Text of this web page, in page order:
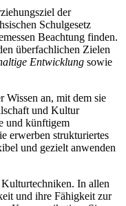
der
Schulgesetz
Beachtung finden.
überfachlichen Zielen
Entwicklung sowie
Wissen an, mit dem sie
und Kultur
und künftigem
erwerben strukturiertes
und gezielt anwenden
Kulturtechniken. In allen
und ihre Fähigkeit zur